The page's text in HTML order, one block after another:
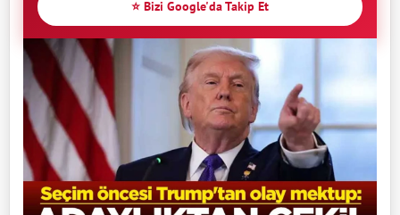
⭐ Bizi Google'da Takip Et